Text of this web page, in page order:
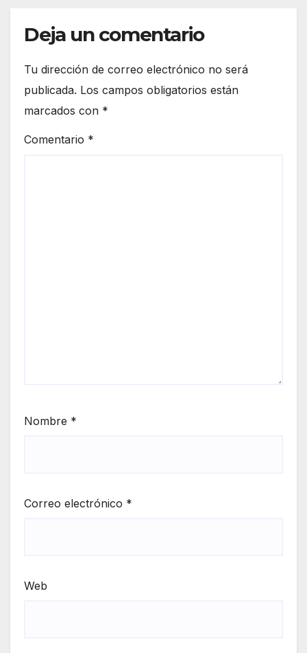
Deja un comentario
Tu dirección de correo electrónico no será
publicada. Los campos obligatorios están
marcados con *
Comentario *
Nombre *
Correo electrónico *
Web